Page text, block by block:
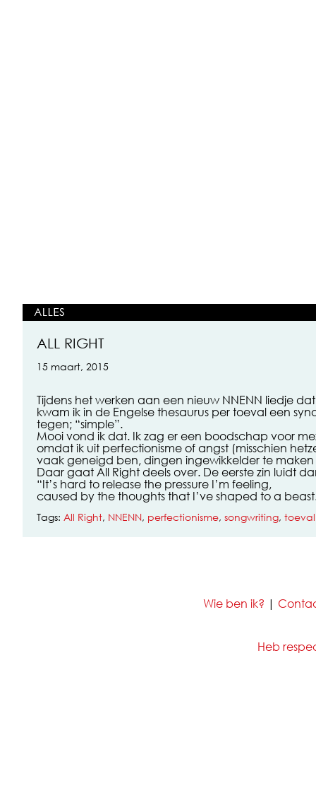
ALL RIGHT
15 maart, 2015
Tijdens het werken aan een nieuw NNENN liedje
kwam ik in de Engelse thesaurus per toeval een
tegen; “simple”.
Mooi vond ik dat. Ik zag er een boodschap voor
omdat ik uit perfectionisme of angst (misschien
vaak geneigd ben, dingen ingewikkelder te maken
Daar gaat All Right deels over. De eerste zin luidt
“It’s hard to release the pressure I’m feeling,
caused by the thoughts that I’ve shaped to a
Tags: All Right, NNENN, perfectionisme, songwriting, toeval
Wie ben ik? |
Heb